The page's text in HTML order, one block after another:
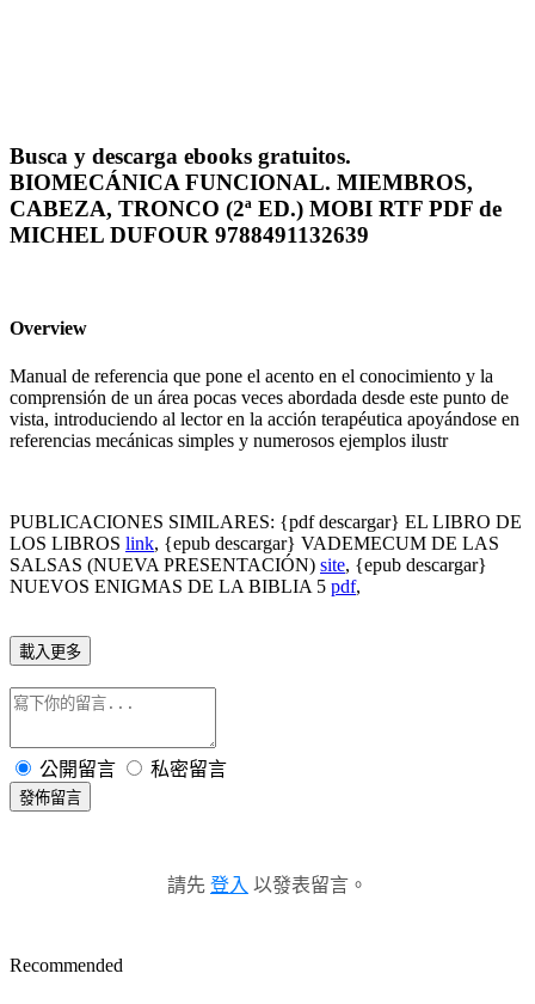
Busca y descarga ebooks gratuitos.
BIOMECÁNICA FUNCIONAL. MIEMBROS,
CABEZA, TRONCO (2ª ED.) MOBI RTF PDF de
MICHEL DUFOUR 9788491132639
Overview
Manual de referencia que pone el acento en el conocimiento y la
comprensión de un área pocas veces abordada desde este punto de
vista, introduciendo al lector en la acción terapéutica apoyándose en
referencias mecánicas simples y numerosos ejemplos ilustr
PUBLICACIONES SIMILARES: {pdf descargar} EL LIBRO DE
LOS LIBROS link, {epub descargar} VADEMECUM DE LAS
SALSAS (NUEVA PRESENTACIÓN) site, {epub descargar}
NUEVOS ENIGMAS DE LA BIBLIA 5 pdf,
載入更多
公開留言 私密留言
發佈留言
請先 登入 以發表留言。
Recommended